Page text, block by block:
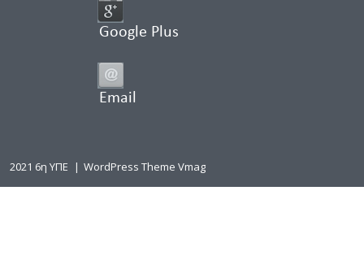
Google Plus
Email
2021 6η ΥΠΕ | WordPress Theme Vmag